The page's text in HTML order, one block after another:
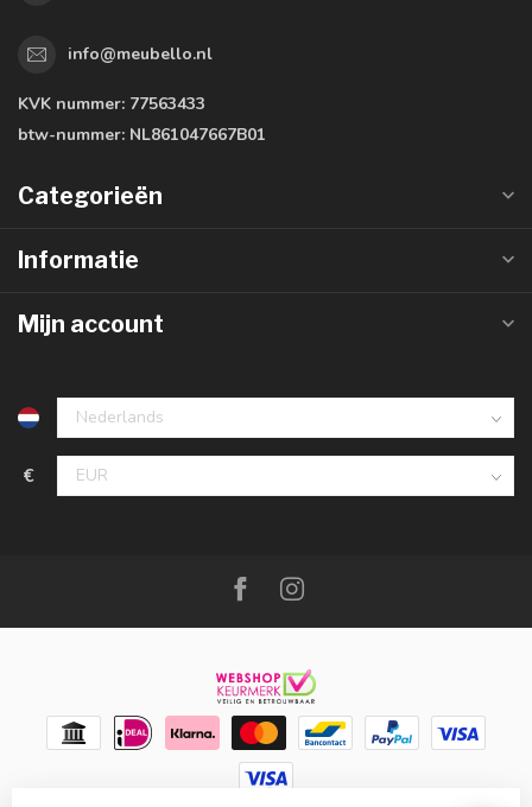
info@meubello.nl
KVK nummer: 77563433
btw-nummer: NL861047667B01
Categorieën
Informatie
Mijn account
€